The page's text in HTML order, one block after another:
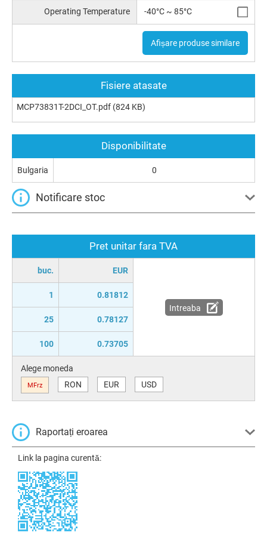
Operating Temperature -40°C ~ 85°C
Afișare produse similare
Fisiere atasate
MCP73831T-2DCI_OT.pdf (824 KB)
Pret unitar fara TVA
buc. EUR
1 0.81812
25 0.78127
100 0.73705
Intreaba
Alege moneda
MFrz RON EUR USD
Raportați eroarea
Link la pagina curentă:
Disponibilitate
Bulgaria 0
Notificare stoc